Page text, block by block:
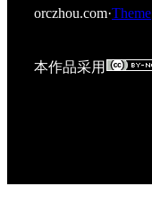
orczhou.com·Theme
本作品采用